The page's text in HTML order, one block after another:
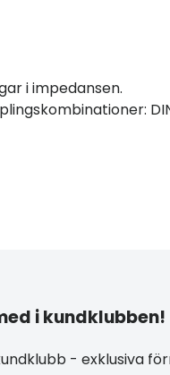
i impedansen.
i kundklubben!
- exklusiva